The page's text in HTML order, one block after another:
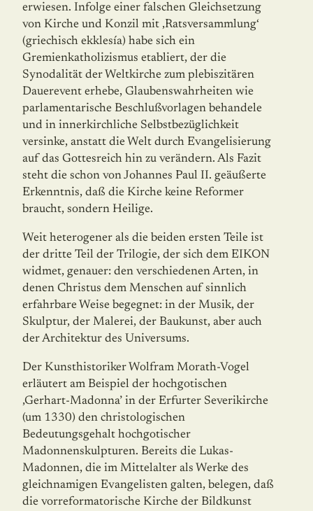
erwiesen. Infolge einer falschen Gleichsetzung
von Kirche und Konzil mit ‚Ratsversammlung‘
(griechisch ekklesía) habe sich ein
Gremienkatholizismus etabliert, der die
Synodalität der Weltkirche zum plebiszitären
Dauerevent erhebe, Glaubenswahrheiten wie
parlamentarische Beschlußvorlagen behandele
und in innerkirchliche Selbstbezüglichkeit
versinke, anstatt die Welt durch Evangelisierung
auf das Gottesreich hin zu verändern. Als Fazit
steht die schon von Johannes Paul II. geäußerte
Erkenntnis, daß die Kirche keine Reformer
braucht, sondern Heilige.
Weit heterogener als die beiden ersten Teile ist
der dritte Teil der Trilogie, der sich dem EIKON
widmet, genauer: den verschiedenen Arten, in
denen Christus dem Menschen auf sinnlich
erfahrbare Weise begegnet: in der Musik, der
Skulptur, der Malerei, der Baukunst, aber auch
der Architektur des Universums.
Der Kunsthistoriker Wolfram Morath-Vogel
erläutert am Beispiel der hochgotischen
‚Gerhart-Madonna’ in der Erfurter Severikirche
(um 1330) den christologischen
Bedeutungsgehalt hochgotischer
Madonnenskulpturen. Bereits die Lukas-
Madonnen, die im Mittelalter als Werke des
gleichnamigen Evangelisten galten, belegen, daß
die vorreformatorische Kirche der Bildkunst